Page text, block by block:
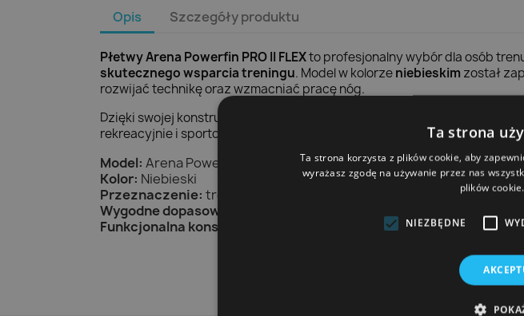
Opis Szczegóły produktu
Płetwy Arena Powerfin PRO II FLEXto profesjonalny wybór dla osób
skutecznego wsparcia treningu. Model w kolorzeniebieskim został
rozwijać technikę oraz wzmacniać pracę nóg.
Dzięki swojej konstrukcji płetwy zapewniają
i
rekreacyjnie i sportowo, które chcą zwiększyć efektywność ćwiczeń oraz
Model: Arena Powerfin PRO II FLEX
Kolor: Niebieski
Przeznaczenie: trening pływacki
Wygodne dopasowanie:
Funkcjonalna konstrukcja:
wsparcie techniki i pracy nóg
Ta strona
Ta strona korzysta z plików cookie, aby
wyrażasz zgodę na używanie przez nas
plików cookie.
NIEZBĘDNE